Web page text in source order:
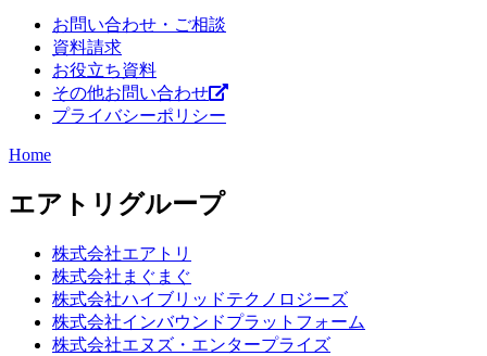
お問い合わせ・ご相談
資料請求
お役立ち資料
その他お問い合わせ
プライバシーポリシー
Home
エアトリグループ
株式会社エアトリ
株式会社まぐまぐ
株式会社ハイブリッドテクノロジーズ
株式会社インバウンドプラットフォーム
株式会社エヌズ・エンタープライズ